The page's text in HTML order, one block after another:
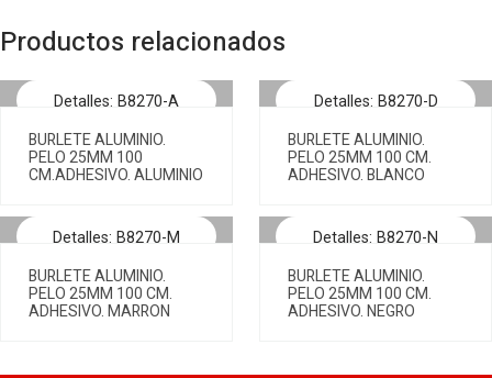
Productos relacionados
Detalles: B8270-A
BURLETE ALUMINIO.
PELO 25MM 100
CM.ADHESIVO. ALUMINIO
Detalles: B8270-D
BURLETE ALUMINIO.
PELO 25MM 100 CM.
ADHESIVO. BLANCO
Detalles: B8270-M
BURLETE ALUMINIO.
PELO 25MM 100 CM.
ADHESIVO. MARRON
Detalles: B8270-N
BURLETE ALUMINIO.
PELO 25MM 100 CM.
ADHESIVO. NEGRO